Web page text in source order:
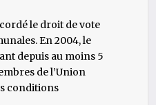
le droit de vote
En 2004, le
depuis au moins 5
de l’Union
conditions